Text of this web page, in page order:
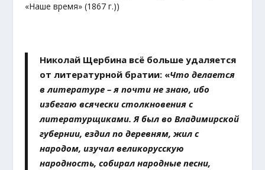
«Наше время» (1867 г.))
Николай Щербина всё больше удаляется
от литературной братии: «Что делается
в литературе – я почти не знаю, ибо
избегаю всячески столкновения с
литературщиками. Я был во Владимирской
губернии, ездил по деревням, жил с
народом, изучал великорусскую
народность, собирал народные песни,